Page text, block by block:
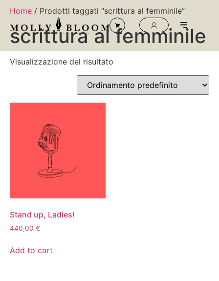
Home / Prodotti taggati “scrittura al femminile”
scrittura al femminile
Visualizzazione del risultato
Stand up, Ladies!
440,00 €
Add to cart